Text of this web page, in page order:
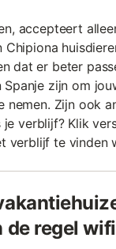
accepteert
dat er beter
Spanje zijn om
nemen. Zijn ook
verblijf? Klik
verblijf te vinden
de regel